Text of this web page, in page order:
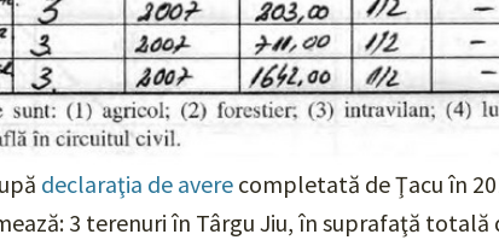
declaraţia de avere completată de Ţacu în
3 terenuri în Târgu Jiu, în suprafaţă